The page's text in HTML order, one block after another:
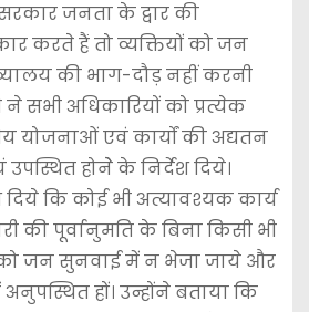
जनता के द्वार की
करते हैं तो व्यक्तियों को जन
की भाग-दौड़ नहीं करनी
ने सभी अधिकारियों को प्रत्येक
योजनाओं एवं कार्यों की अद्यतन
होनेे के निर्देश दिये।
दिये कि कोई भी अत्यावश्यक कार्य
की पूर्वानुमति के बिना किसी भी
को जन सुनवाई में न भेजा जाये और
हों। उन्होंने बताया कि